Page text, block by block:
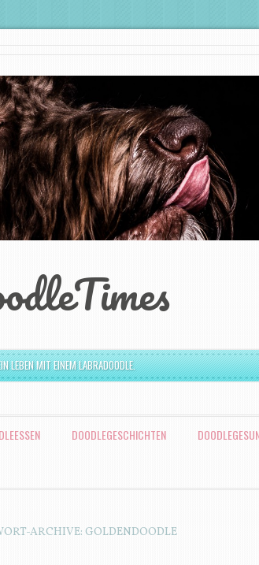
LEBEN MIT EINEM LABRADOODLE.
DOODLEGESCHICHTEN
ARCHIVE: GOLDENDOODLE